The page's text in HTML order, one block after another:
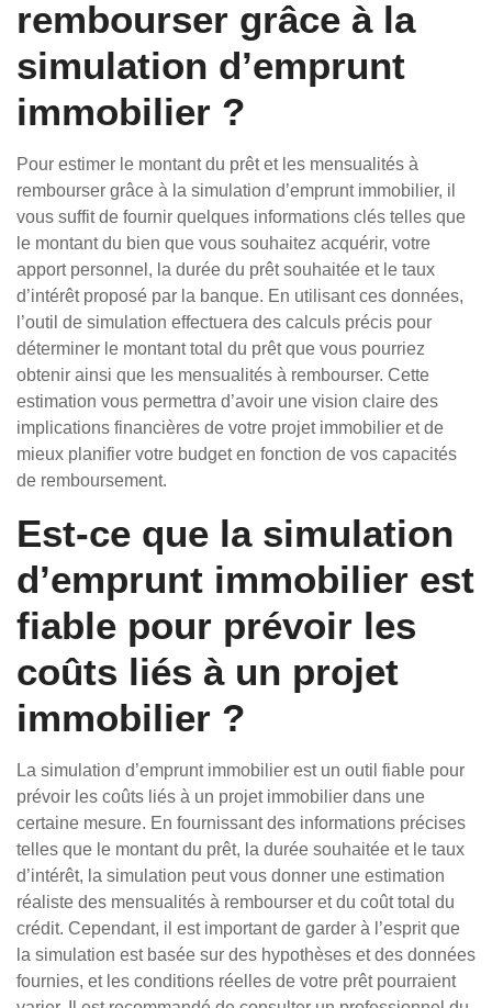
rembourser grâce à la
simulation d’emprunt
immobilier ?
Pour estimer le montant du prêt et les mensualités à
rembourser grâce à la simulation d’emprunt immobilier, il
vous suffit de fournir quelques informations clés telles que
le montant du bien que vous souhaitez acquérir, votre
apport personnel, la durée du prêt souhaitée et le taux
d’intérêt proposé par la banque. En utilisant ces données,
l’outil de simulation effectuera des calculs précis pour
déterminer le montant total du prêt que vous pourriez
obtenir ainsi que les mensualités à rembourser. Cette
estimation vous permettra d’avoir une vision claire des
implications financières de votre projet immobilier et de
mieux planifier votre budget en fonction de vos capacités
de remboursement.
Est-ce que la simulation
d’emprunt immobilier est
fiable pour prévoir les
coûts liés à un projet
immobilier ?
La simulation d’emprunt immobilier est un outil fiable pour
prévoir les coûts liés à un projet immobilier dans une
certaine mesure. En fournissant des informations précises
telles que le montant du prêt, la durée souhaitée et le taux
d’intérêt, la simulation peut vous donner une estimation
réaliste des mensualités à rembourser et du coût total du
crédit. Cependant, il est important de garder à l’esprit que
la simulation est basée sur des hypothèses et des données
fournies, et les conditions réelles de votre prêt pourraient